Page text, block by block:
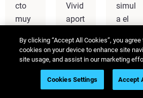
cto
muy
da
para
Vivid
aport
más
de
500
000
simul
a el
co,
alcan
zand
o un
By clicking “Accept All Cookies”, you
cookies on your device to enhance site
site usage, and assist in our marketing
Cookies Settings Accept